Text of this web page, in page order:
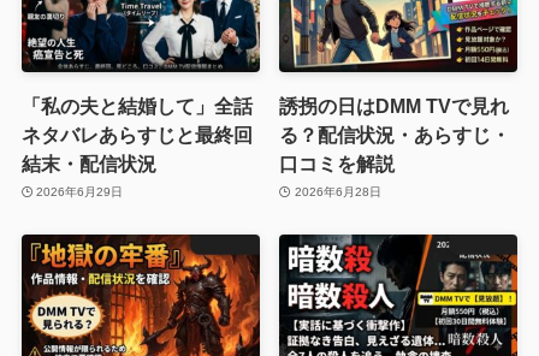
「私の夫と結婚して」全話
ネタバレあらすじと最終回
結末・配信状況
2026年6月29日
誘拐の日はDMM TVで見れ
る？配信状況・あらすじ・
口コミを解説
2026年6月28日